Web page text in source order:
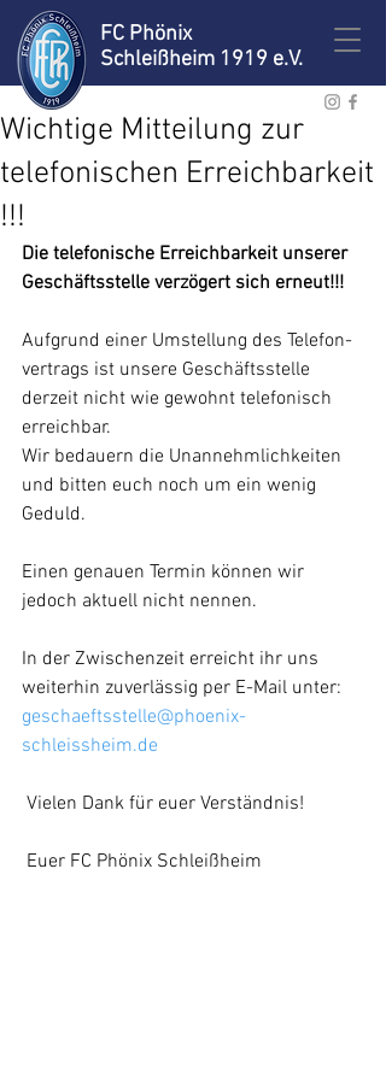
FC Phönix
Schleißheim 1919 e.V.
Wichtige Mitteilung zur
telefonischen Erreichbarkeit
!!!
Die telefonische Erreichbarkeit unserer
Geschäftsstelle verzögert sich erneut!!!
Aufgrund einer Umstellung des Telefon-
vertrags ist unsere Geschäftsstelle
derzeit nicht wie gewohnt telefonisch
erreichbar.
Wir bedauern die Unannehmlichkeiten
und bitten euch noch um ein wenig
Geduld.
Einen genauen Termin können wir
jedoch aktuell nicht nennen.
In der Zwischenzeit erreicht ihr uns
weiterhin zuverlässig per E-Mail unter:
geschaeftsstelle@phoenix-
schleissheim.de
Vielen Dank für euer Verständnis!
Euer FC Phönix Schleißheim